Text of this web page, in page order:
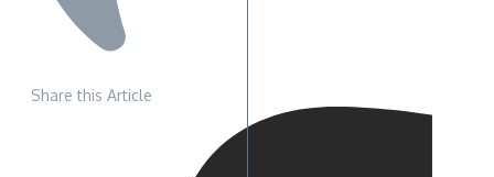
Share this Article